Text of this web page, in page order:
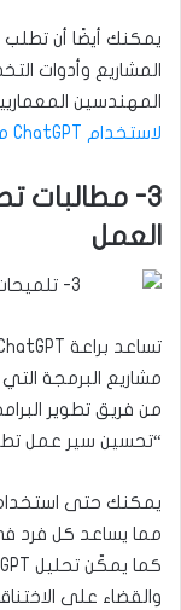
المشاريع وأدوات
المهندسين
لاستخدام ChatGPT من أجل صحتك ورفاهيتك
3- مطالبات
العمل
مشاريع البرمجة
“تحسين سير عمل
يمكنك حتى استخدامه
مما يساعد كل فرد
والقضاء على